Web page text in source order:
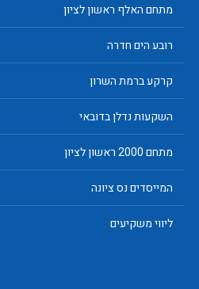
מתחם האלף ראשון לציון
רובע הים חדרה
קרקע ברמת השרון
השקעות נדלן בדובאי
מתחם 2000 ראשון לציון
המייסדים נס ציונה
ליווי משקיעים